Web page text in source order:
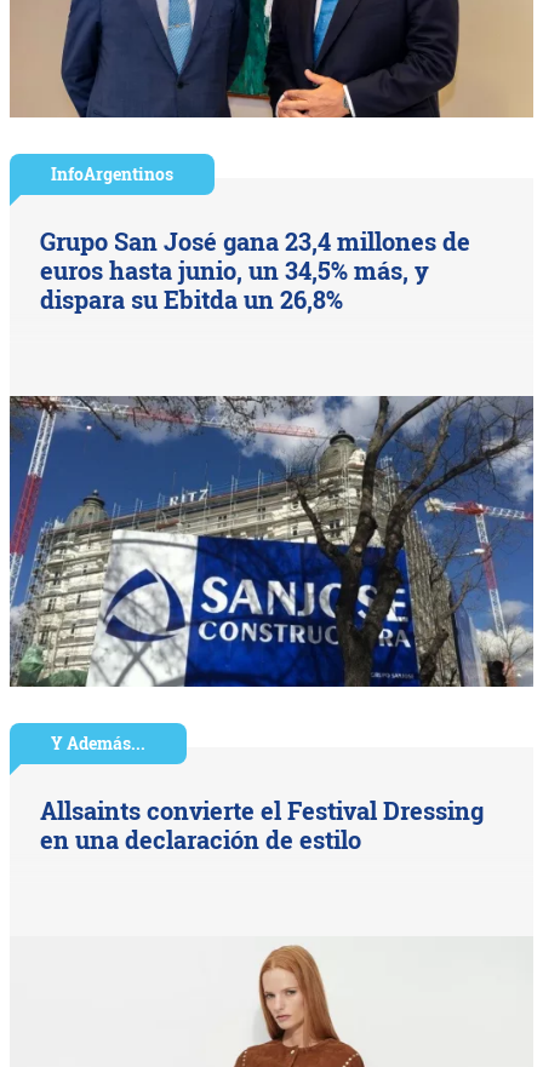
InfoArgentinos
Grupo San José gana 23,4 millones de
euros hasta junio, un 34,5% más, y
dispara su Ebitda un 26,8%
Y Además...
Allsaints convierte el Festival Dressing
en una declaración de estilo